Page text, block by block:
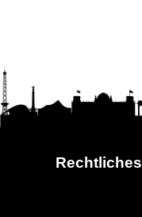
Rechtliches